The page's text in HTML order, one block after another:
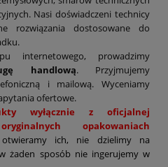
Nasi doświadczeni technicy
rozwiązania dostosowane do
internetowego, prowadzimy
handlową. Przyjmujemy
i mailową. Wyceniamy
ofertowe.
wyłącznie z oficjalnej
opakowaniach
ich, nie dzielimy na
żaden sposób nie ingerujemy w